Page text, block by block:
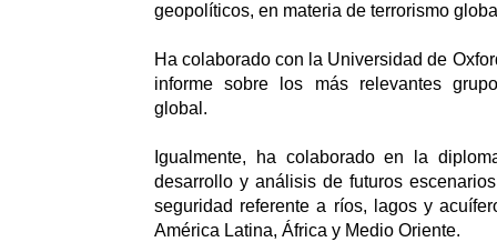
geopolíticos, en materia de terrorismo
Ha colaborado con la Universidad de
informe sobre los más relevantes
global.
Igualmente, ha colaborado en la
desarrollo y análisis de futuros
seguridad referente a ríos, lagos y
América Latina, África y Medio Oriente.